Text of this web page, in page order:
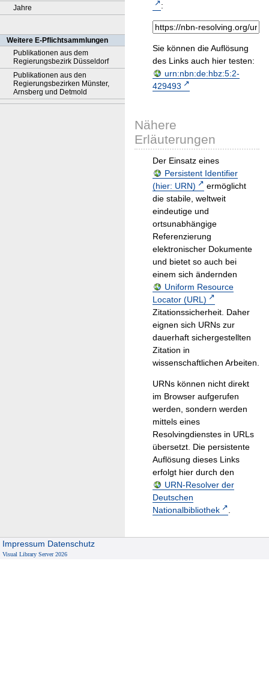
Jahre
Weitere E-Pflichtsammlungen
Publikationen aus dem
Regierungsbezirk Düsseldorf
Publikationen aus den
Regierungsbezirken Münster,
Arnsberg und Detmold
:
Sie können die Auflösung
des Links auch hier testen:
urn:nbn:de:hbz:5:2-
429493
Nähere
Erläuterungen
Der Einsatz eines
Persistent Identifier
(hier: URN)
ermöglicht
die stabile, weltweit
eindeutige und
ortsunabhängige
Referenzierung
elektronischer Dokumente
und bietet so auch bei
einem sich ändernden
Uniform Resource
Locator (URL)
Zitationssicherheit. Daher
eignen sich URNs zur
dauerhaft sichergestellten
Zitation in
wissenschaftlichen Arbeiten.
URNs können nicht direkt
im Browser aufgerufen
werden, sondern werden
mittels eines
Resolvingdienstes in URLs
übersetzt. Die persistente
Auflösung dieses Links
erfolgt hier durch den
URN-Resolver der
Deutschen
Nationalbibliothek
.
Impressum Datenschutz
Visual Library Server 2026